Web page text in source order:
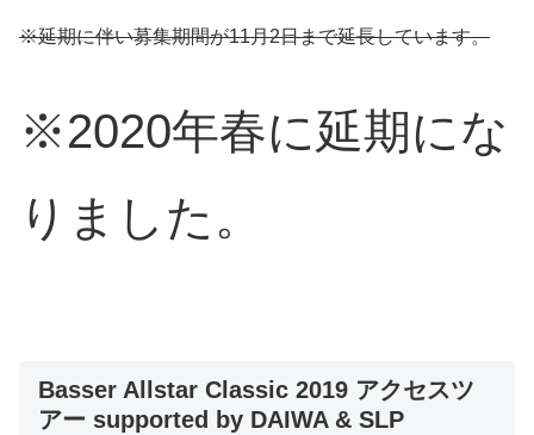
※延期に伴い募集期間が11月2日まで延長しています。
※2020年春に延期にな
りました。
Basser Allstar Classic 2019 アクセスツ
アー supported by DAIWA & SLP